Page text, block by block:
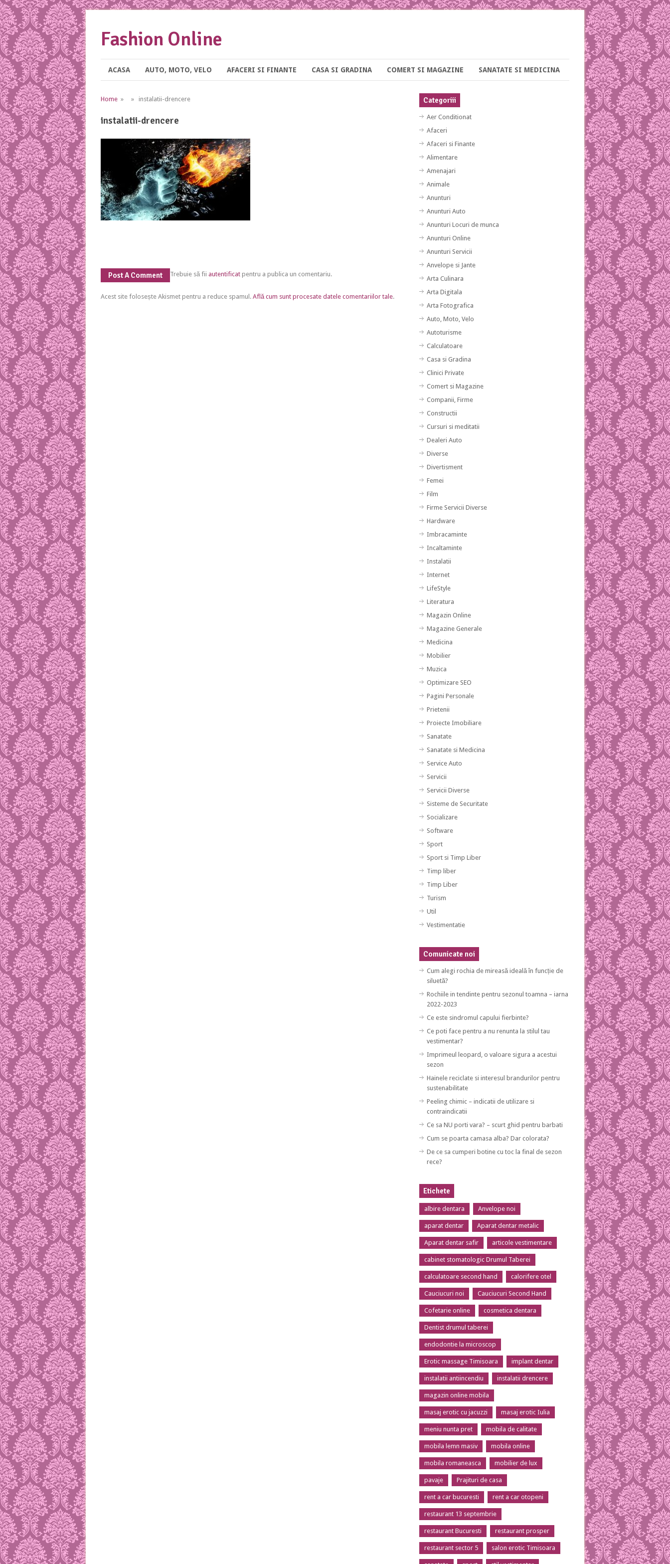
Fashion Online
ACASA AUTO, MOTO, VELO AFACERI SI FINANTE CASA SI GRADINA COMERT SI MAGAZINE SANATATE SI MEDICINA
Home » » instalatii-drencere
instalatii-drencere
Post A Comment Trebuie să fii autentificat pentru a publica un comentariu.
Acest site folosește Akismet pentru a reduce spamul. Află cum sunt procesate datele comentariilor tale.
Categoriii
Aer Conditionat
Afaceri
Afaceri si Finante
Alimentare
Amenajari
Animale
Anunturi
Anunturi Auto
Anunturi Locuri de munca
Anunturi Online
Anunturi Servicii
Anvelope si Jante
Arta Culinara
Arta Digitala
Arta Fotografica
Auto, Moto, Velo
Autoturisme
Calculatoare
Casa si Gradina
Clinici Private
Comert si Magazine
Companii, Firme
Constructii
Cursuri si meditatii
Dealeri Auto
Diverse
Divertisment
Femei
Film
Firme Servicii Diverse
Hardware
Imbracaminte
Incaltaminte
Instalatii
Internet
LifeStyle
Literatura
Magazin Online
Magazine Generale
Medicina
Mobilier
Muzica
Optimizare SEO
Pagini Personale
Prietenii
Proiecte Imobiliare
Sanatate
Sanatate si Medicina
Service Auto
Servicii
Servicii Diverse
Sisteme de Securitate
Socializare
Software
Sport
Sport si Timp Liber
Timp liber
Timp Liber
Turism
Util
Vestimentatie
Comunicate noi
Cum alegi rochia de mireasă ideală în funcție de
siluetă?
Rochiile in tendinte pentru sezonul toamna – iarna
2022-2023
Ce este sindromul capului fierbinte?
Ce poti face pentru a nu renunta la stilul tau
vestimentar?
Imprimeul leopard, o valoare sigura a acestui
sezon
Hainele reciclate si interesul brandurilor pentru
sustenabilitate
Peeling chimic – indicatii de utilizare si
contraindicatii
Ce sa NU porti vara? – scurt ghid pentru barbati
Cum se poarta camasa alba? Dar colorata?
De ce sa cumperi botine cu toc la final de sezon
rece?
Etichete
albire dentara Anvelope noi
aparat dentar Aparat dentar metalic
Aparat dentar safir articole vestimentare
cabinet stomatologic Drumul Taberei
calculatoare second hand calorifere otel
Cauciucuri noi Cauciucuri Second Hand
Cofetarie online cosmetica dentara
Dentist drumul taberei
endodontie la microscop
Erotic massage Timisoara implant dentar
instalatii antiincendiu instalatii drencere
magazin online mobila
masaj erotic cu jacuzzi masaj erotic Iulia
meniu nunta pret mobila de calitate
mobila lemn masiv mobila online
mobila romaneasca mobilier de lux
pavaje Prajituri de casa
rent a car bucuresti rent a car otopeni
restaurant 13 septembrie
restaurant Bucuresti restaurant prosper
restaurant sector 5 salon erotic Timisoara